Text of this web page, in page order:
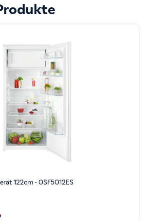
122cm - OSF5O12ES